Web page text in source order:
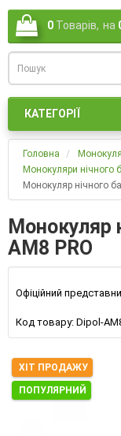
0 Товарів, на
КАТЕГОРІЇ
Головна
Монокуляри нічного
Монокуляр нічного
Монокуляр
AM8 PRO
Офіційний
Код товару: Dipol-
ХІТ ПРОДАЖУ
ПОПУЛЯРНИЙ